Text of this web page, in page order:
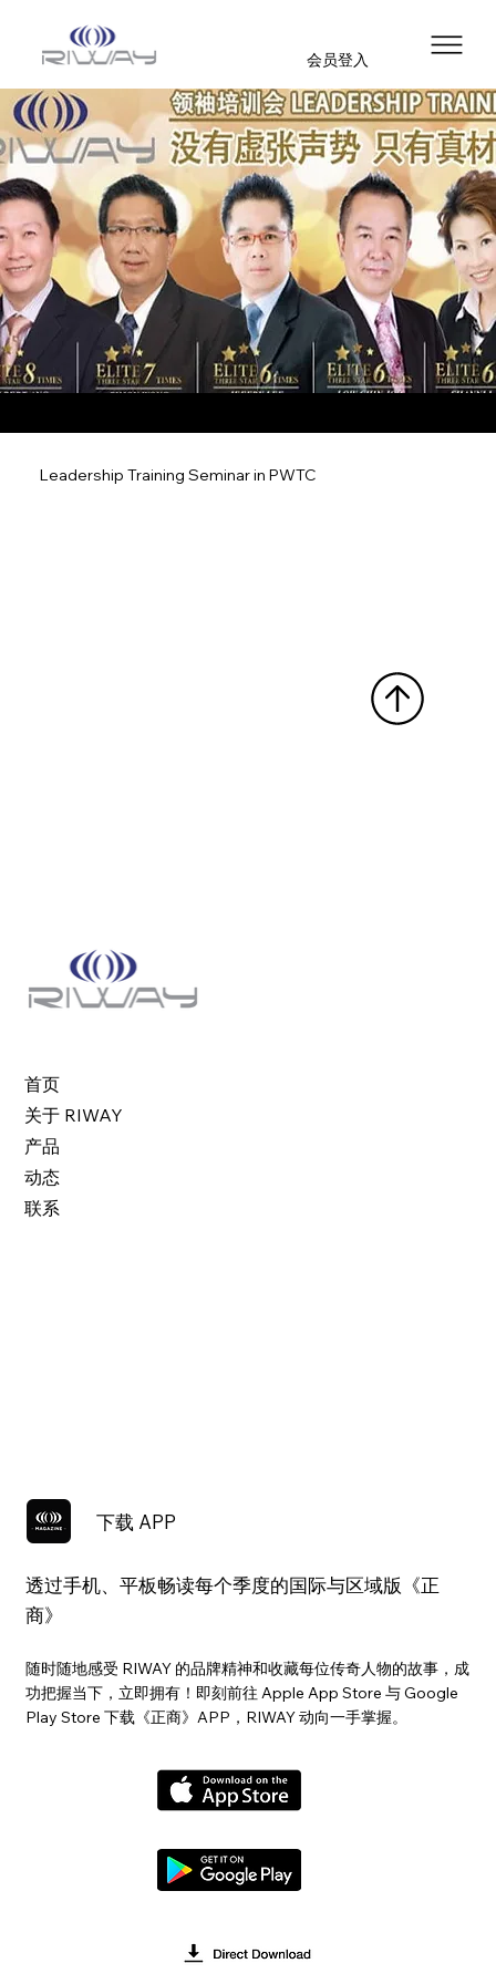
会员登入
Leadership Training Seminar in PWTC
首页
关于 RIWAY
产品
动态
联系
下载 APP
透过手机、平板畅读每个季度的国际与区域版《正
商》
随时随地感受 RIWAY 的品牌精神和收藏每位传奇人物的故事，成
功把握当下，立即拥有！即刻前往 Apple App Store 与 Google
Play Store 下载《正商》APP，RIWAY 动向一手掌握。